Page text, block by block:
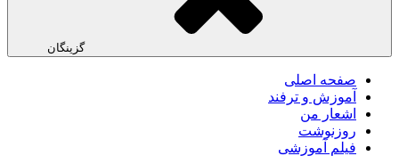
گزینگان
صفحه اصلی
آموزش و ترفند
اشعار من
روزنوشت
فیلم آموزشی